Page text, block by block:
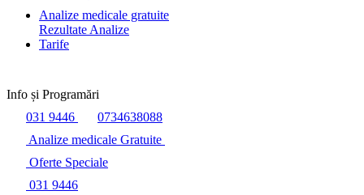
Analize medicale gratuite
Rezultate Analize
Tarife
Info și Programări
031 9446
0734638088
Analize medicale Gratuite
Oferte Speciale
031 9446